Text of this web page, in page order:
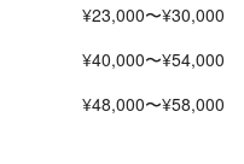
¥23,000〜¥30,000
¥40,000〜¥54,000
¥48,000〜¥58,000